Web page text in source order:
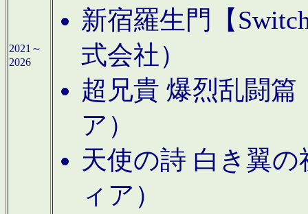
2021～
2026
新宿羅生門【
式会社）
超兄貴 爆烈乱闘篇
ア）
天使の詩 白き翼
ィア）